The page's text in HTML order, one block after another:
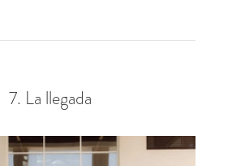
7. La llegada